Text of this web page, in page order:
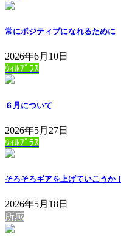
常にポジティブになれるために
2026年6月10日
ｳｨﾙﾌﾟﾗｽ
６月について
2026年5月27日
ｳｨﾙﾌﾟﾗｽ
そろそろギアを上げていこうか！
2026年5月18日
所感